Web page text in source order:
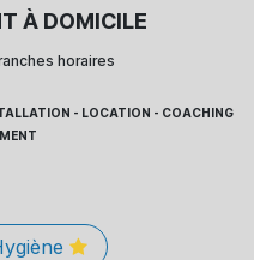
À DOMICILE
horaires
- LOCATION - COACHING